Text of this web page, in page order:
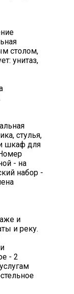
столом,
унитаз,
стулья,
шкаф для
- на
набор -
и
и реку.
- 2